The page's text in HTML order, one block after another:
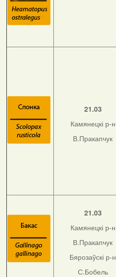
21.03
Камянецкі р-н
В.Пракапчук
21.03
Камянецкі р-н
В.Пракапчук
Бярозаўскі р-н
С.Бобель